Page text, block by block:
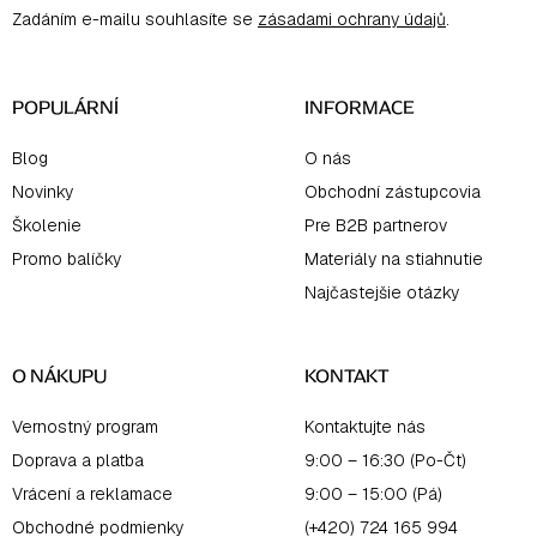
e
Zadáním e-mailu souhlasíte se zásadami ochrany údajů.
POPULÁRNÍ
Blog
Novinky
Školenie
Promo balíčky
INFORMACE
O nás
Obchodní zástupcovia
Pre B2B partnerov
Materiály na stiahnutie
Najčastejšie otázky
O NÁKUPU
Vernostný program
Doprava a platba
Vrácení a reklamace
Obchodné podmienky
KONTAKT
Kontaktujte nás
9:00 – 16:30 (Po-Čt)
9:00 – 15:00 (Pá)
(+420) 724 165 994